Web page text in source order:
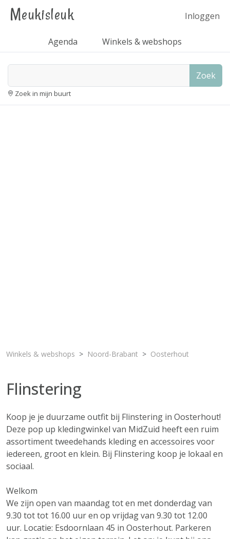
Meukisleuk Inloggen
Agenda Winkels & webshops
Zoek
Zoek in mijn buurt
Winkels & webshops Noord-Brabant Oosterhout
Flinstering
Koop je je duurzame outfit bij Flinstering in Oosterhout!
Deze pop up kledingwinkel van MidZuid heeft een ruim
assortiment tweedehands kleding en accessoires voor
iedereen, groot en klein. Bij Flinstering koop je lokaal en
sociaal.
Welkom
We zijn open van maandag tot en met donderdag van
9.30 tot tot 16.00 uur en op vrijdag van 9.30 tot 12.00
uur. Locatie: Esdoornlaan 45 in Oosterhout. Parkeren